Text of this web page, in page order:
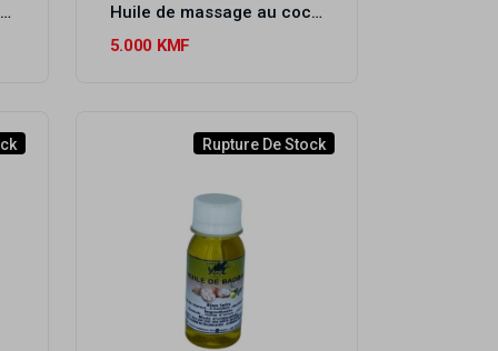
Huile de sésame 120ml SALSABIL ART
Huile de massage au coco, nigelle, sésame et olive 120ml SALSABIL ART
5.000 KMF
Rupture De Stock